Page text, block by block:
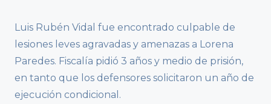
Luis Rubén Vidal fue encontrado culpable de
lesiones leves agravadas y amenazas a Lorena
Paredes. Fiscalía pidió 3 años y medio de prisión,
en tanto que los defensores solicitaron un año de
ejecución condicional.